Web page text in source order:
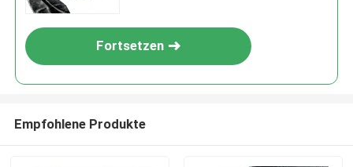
Fortsetzen
Empfohlene Produkte